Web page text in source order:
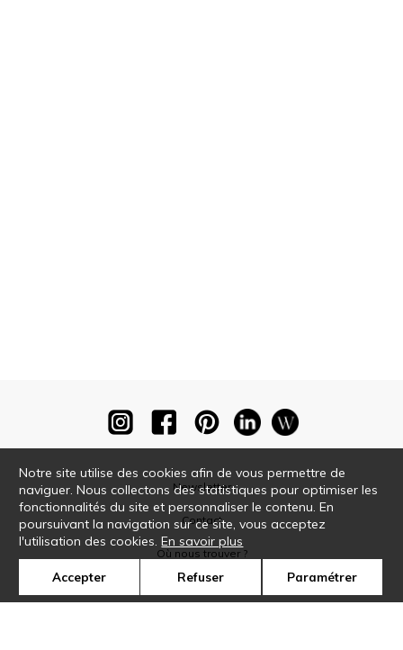
Newsletter
Contact
Où nous trouver ?
Notre site utilise des cookies afin de vous permettre de
naviguer. Nous collectons des statistiques pour optimiser les
fonctionnalités du site et personnaliser le contenu. En
poursuivant la navigation sur ce site, vous acceptez
l'utilisation des cookies.En savoir plus
Accepter Refuser Paramétrer